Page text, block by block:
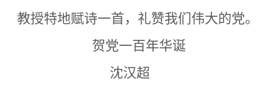
教授特地赋诗一首，礼赞我们伟大的党。
贺党一百年华诞
沈汉超